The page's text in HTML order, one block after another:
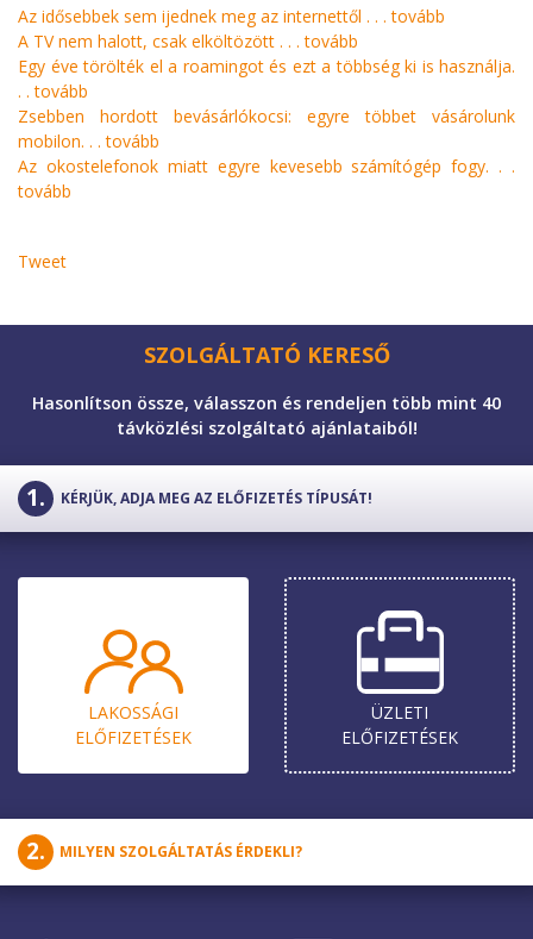
Az idősebbek sem ijednek meg az internettől . . .tovább
A TV nem halott, csak elköltözött . . .tovább
Egy éve törölték el a roamingot és ezt a többség ki is használja.
. .tovább
Zsebben hordott bevásárlókocsi: egyre többet vásárolunk
mobilon. . . tovább
Az okostelefonok miatt egyre kevesebb számítógép fogy. . .
tovább
Tweet
SZOLGÁLTATÓ KERESŐ
Hasonlítson össze, válasszon és rendeljen több mint 40
távközlési szolgáltató ajánlataiból!
KÉRJÜK, ADJA MEG AZ ELŐFIZETÉS TÍPUSÁT!
LAKOSSÁGI
ELŐ­FIZETÉSEK
ÜZLETI
ELŐ­FIZETÉSEK
MILYEN SZOLGÁLTATÁS ÉRDEKLI?